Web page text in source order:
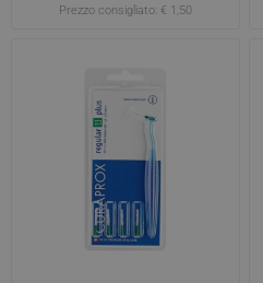
Prezzo consigliato: € 1,50